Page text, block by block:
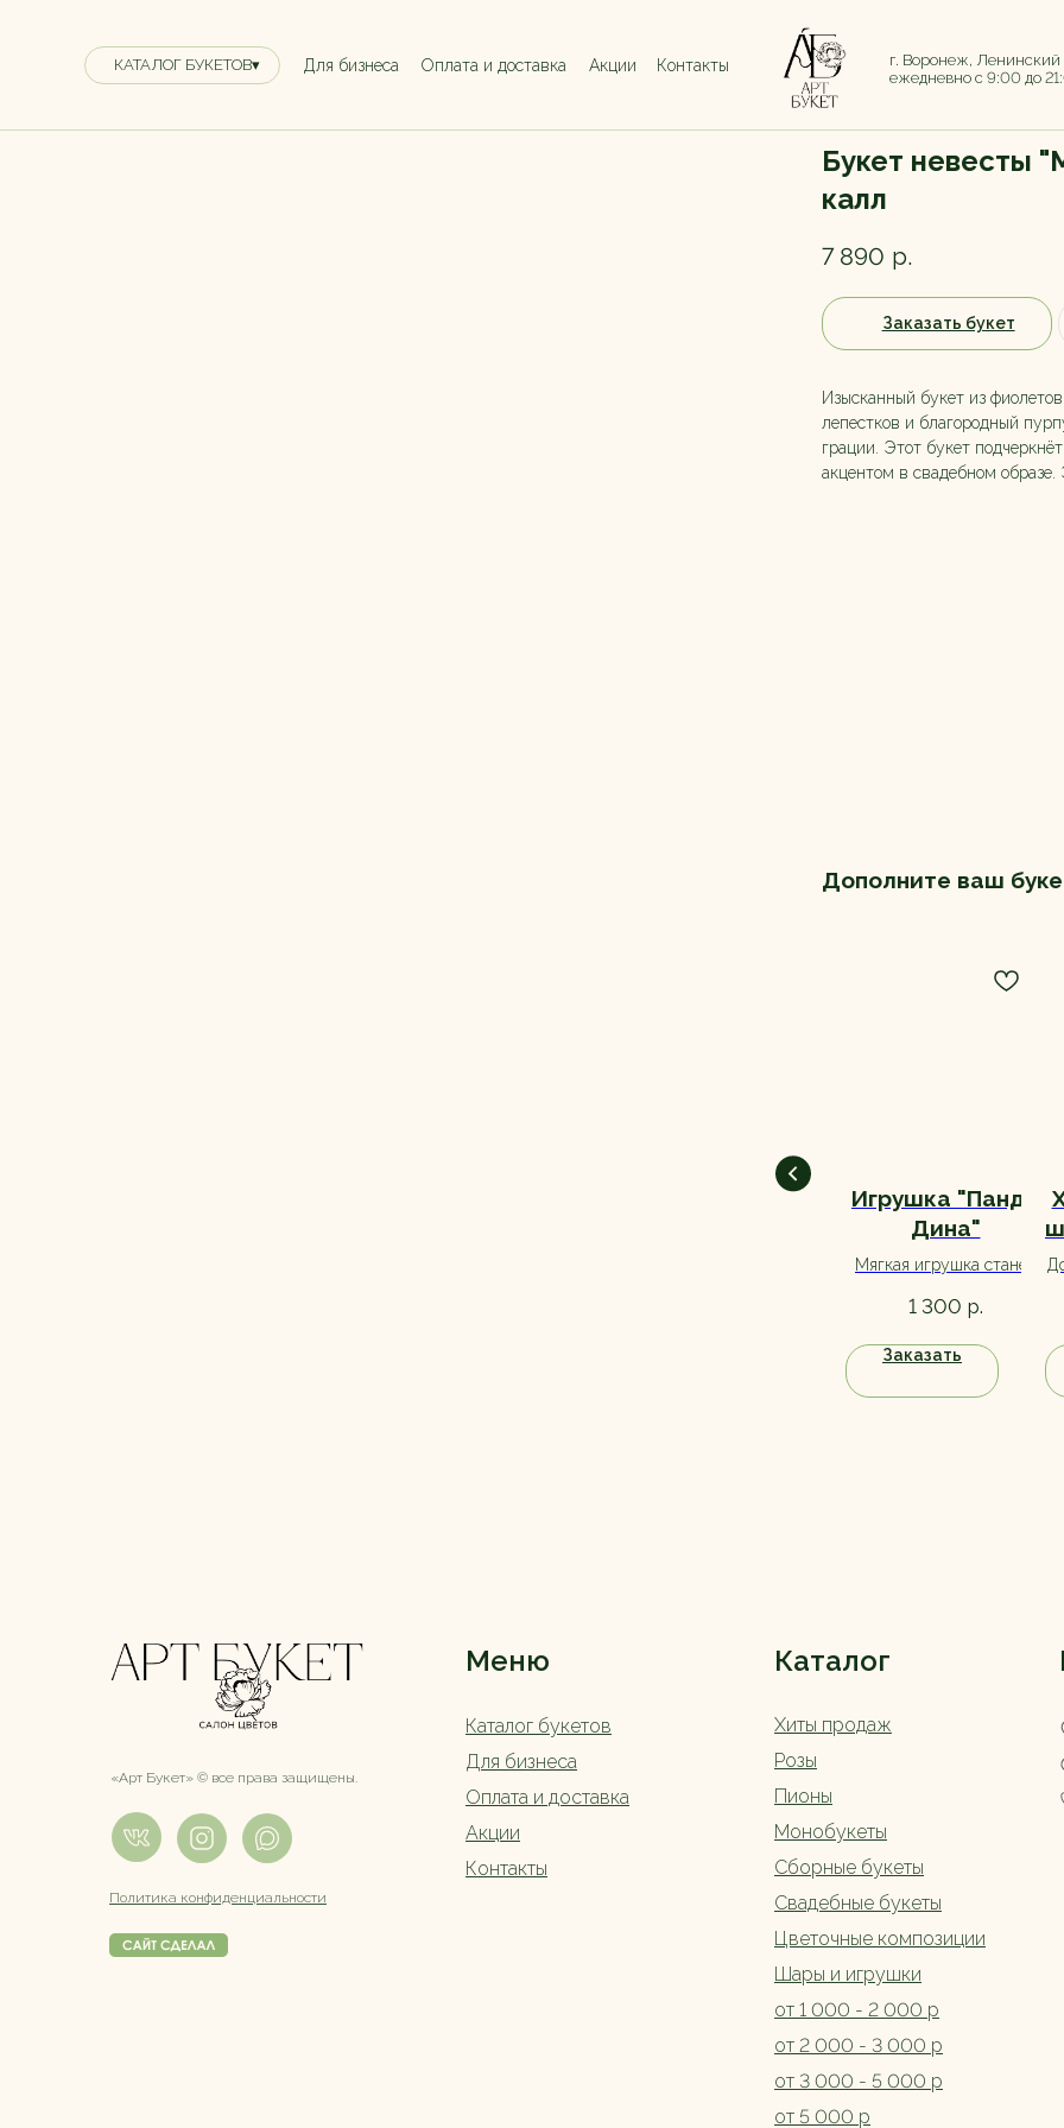
г. Воронеж, Ленинский
ежедневно с 9:00 до
КАТАЛОГ БУКЕТОВ▾ Для бизнеса Оплата и доставка Акции Контакты
Букет невесты
калл
7 890 р.
Заказать букет
Изысканный букет из
лепестков и благородный
грации. Этот букет
акцентом в свадебном образе.
Дополните ваш
Шар-сердце
Игрушка "Панда
Дина"
Мягкая игрушка станет
букету, а также станет
самостоятельного
1 300 р.
Заказать
Меню Каталог
Каталог букетов
Политика конфиденциальности
Оплата и доставка
Сборные букеты
Свадебные букеты
«Арт Букет» ©️ все права защищены.
Для бизнеса
Хиты продаж
Монобукеты
Цветочные композиции
Акции
от 5 000 р
Контакты
Шары и игрушки
от 1 000 - 2 000 р
от 2 000 - 3 000 р
от 3 000 - 5 000 р
Розы
Пионы